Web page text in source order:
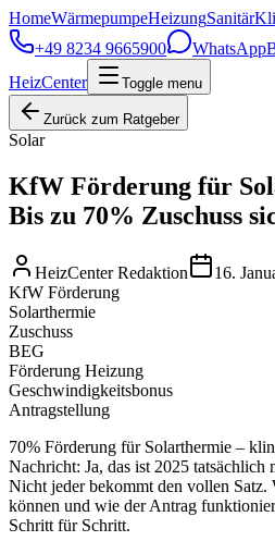
HomeWärmepumpeHeizungSanitär
+49 8234 9665900
WhatsApp
HeizCenter
Toggle menu
Zurück zum Ratgeber
Solar
KfW Förderung für
Bis zu 70% Zuschuss
HeizCenter Redaktion 16.
KfW Förderung
Solarthermie
Zuschuss
BEG
Förderung Heizung
Geschwindigkeitsbonus
Antragstellung
70% Förderung für Solarthermie –
Nachricht: Ja, das ist 2025
Nicht jeder bekommt den vollen
können und wie der Antrag
Schritt für Schritt.